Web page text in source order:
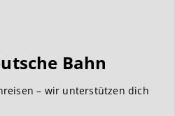
Bahn
– wir unterstützen dich